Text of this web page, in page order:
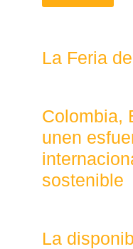
La Feria
Colombia,
unen
sostenible
La